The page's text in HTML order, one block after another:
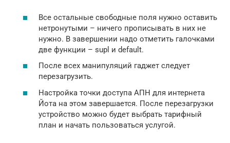
Все остальные свободные поля нужно оставить
нетронутыми – ничего прописывать в них не
нужно. В завершении надо отметить галочками
две функции – supl и default.
После всех манипуляций гаджет следует
перезагрузить.
Настройка точки доступа АПН для интернета
Йота на этом завершается. После перезагрузки
устройство можно будет выбрать тарифный
план и начать пользоваться услугой.